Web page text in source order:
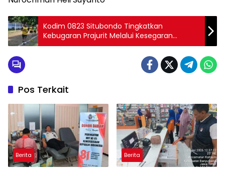
Kodim 0823 Situbondo Tingkatkan
Kebugaran Prajurit Melalui Kesegaran
Jasmani Periodik II Ta 2025
Pos Terkait
Berita Berita